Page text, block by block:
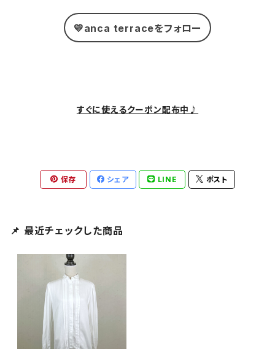
💛anca terraceをフォロー
すぐに使えるクーポン配布中♪
保存 シェア LINE ポスト
📌 最近チェックした商品